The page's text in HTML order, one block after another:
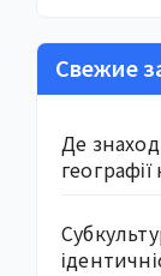
Свежие
Де
географії